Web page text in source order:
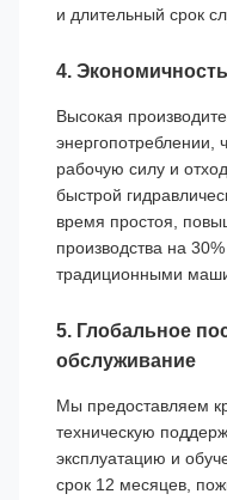
и длительный срок
4.
Высокая
энергопотреблении,
рабочую силу и
быстрой
время простоя,
производства на
традиционными
5. Глобальное
обслуживание
Мы предоставляем
техническую
эксплуатацию и
срок 12 месяцев,